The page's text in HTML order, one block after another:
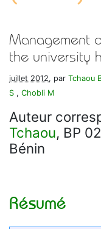
Management
the university
juillet 2012, par Tchaou
S , Chobli M
Auteur
Tchaou, BP
Bénin
Résumé